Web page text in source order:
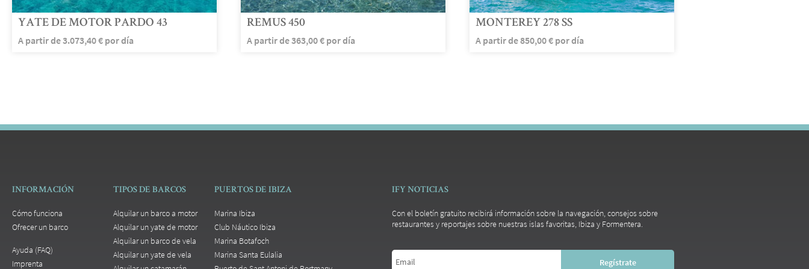
YATE DE MOTOR PARDO 43
A partir de3.073,40€ por día
REMUS 450
A partir de363,00€ por día
MONTEREY 278 SS
A partir de850,00€ por día
INFORMACIÓN
Cómo funciona
Ofrecer un barco
Ayuda (FAQ)
Imprenta
TIPOS DE BARCOS
Alquilar un barco a motor
Alquilar un yate de motor
Alquilar un barco de vela
Alquilar un yate de vela
PUERTOS DE IBIZA
Marina Ibiza
Club Náutico Ibiza
Marina Botafoch
Marina Santa Eulalia
IFY NOTICIAS
Con el boletín gratuito recibirá información sobre la navegación, consejos sobre
restaurantes y reportajes sobre nuestras islas favoritas, Ibiza y Formentera.